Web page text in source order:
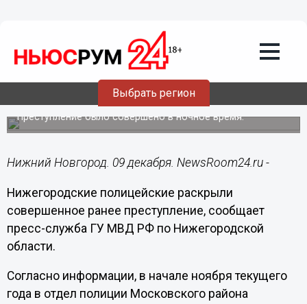
Выбрать регион
09.12.201812:16
Грабитель напал на нижегородку в
Московском районе
Преступление было совершено в ночное время.
Нижний Новгород. 09 декабря. NewsRoom24.ru -
Нижегородские полицейские раскрыли
совершенное ранее преступление, сообщает
пресс-служба ГУ МВД РФ по Нижегородской
области.
Согласно информации, в начале ноября текущего
года в отдел полиции Московского района